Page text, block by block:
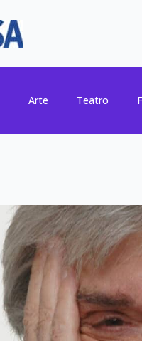
Arte Teatro